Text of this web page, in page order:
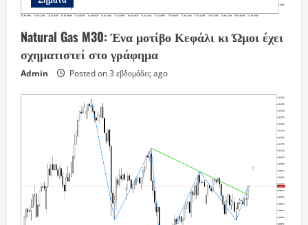
Natural Gas M30: Ένα μοτίβο Κεφάλι κι Ώμοι έχει
σχηματιστεί στο γράφημα
Admin Posted on 3 εβδομάδες ago